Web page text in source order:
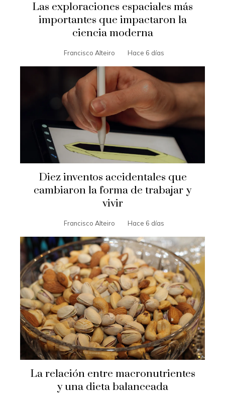
Las exploraciones espaciales más
importantes que impactaron la
ciencia moderna
Francisco Alteiro Hace 6 días
Diez inventos accidentales que
cambiaron la forma de trabajar y
vivir
Francisco Alteiro Hace 6 días
La relación entre macronutrientes
y una dieta balanceada